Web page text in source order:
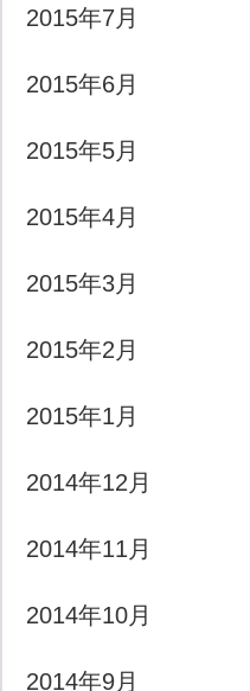
2015年7月
2015年6月
2015年5月
2015年4月
2015年3月
2015年2月
2015年1月
2014年12月
2014年11月
2014年10月
2014年9月